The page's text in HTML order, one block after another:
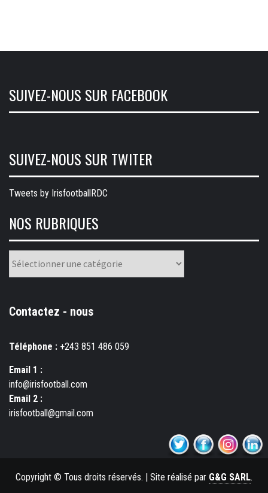
SUIVEZ-NOUS SUR FACEBOOK
SUIVEZ-NOUS SUR TWITER
Tweets by IrisfootballRDC
NOS RUBRIQUES
rubriques
Contactez - nous
Téléphone : +243 851 486 059
Email 1 :
info@irisfootball.com
Email 2 :
irisfootball@gmail.com
Copyright © Tous droits réservés. | Site réalisé par G&G SARL.